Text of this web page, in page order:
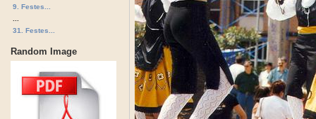
9. Festes...
31. Festes...
Random Image